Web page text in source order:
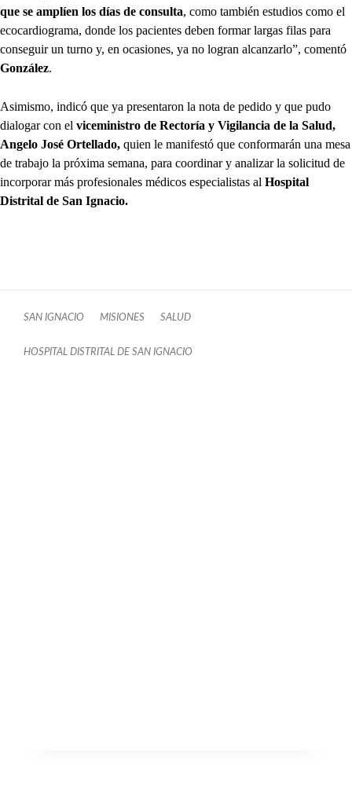
que se amplíen los días de consulta, como también estudios como el
ecocardiograma, donde los pacientes deben formar largas filas para
conseguir un turno y, en ocasiones, ya no logran alcanzarlo”, comentó
González.
Asimismo, indicó que ya presentaron la nota de pedido y que pudo
dialogar con el viceministro de Rectoría y Vigilancia de la Salud,
Angelo José Ortellado, quien le manifestó que conformarán una mesa
de trabajo la próxima semana, para coordinar y analizar la solicitud de
incorporar más profesionales médicos especialistas al Hospital
Distrital de San Ignacio.
SAN IGNACIO MISIONES SALUD
HOSPITAL DISTRITAL DE SAN IGNACIO